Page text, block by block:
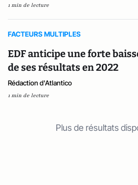
1 min de lecture
FACTEURS MULTIPLES
EDF anticipe une forte
de ses résultats en 2022
Rédaction d'Atlantico
1 min de lecture
Plus de résultats